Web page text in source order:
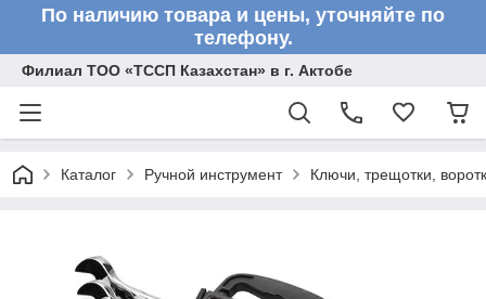
По наличию товара и цены, уточняйте по
телефону.
Филиал ТОО «ТССП Казахстан» в г. Актобе
Каталог Ручной инструмент Ключи, трещотки,